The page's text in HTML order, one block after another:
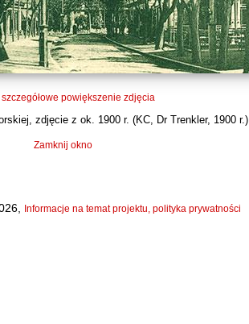
szczegółowe powiększenie zdjęcia
zdjęcie z ok. 1900 r. (KC, Dr Trenkler, 1900 r.)
Zamknij okno
Informacje na temat projektu, polityka prywatności